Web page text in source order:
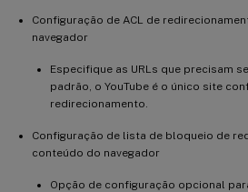
Configuração de ACL de
navegador
Especifique as URLs que precisam
padrão, o YouTube é o único site
redirecionamento.
Configuração de lista de bloqueio de
conteúdo do navegador
Opção de configuração opcional